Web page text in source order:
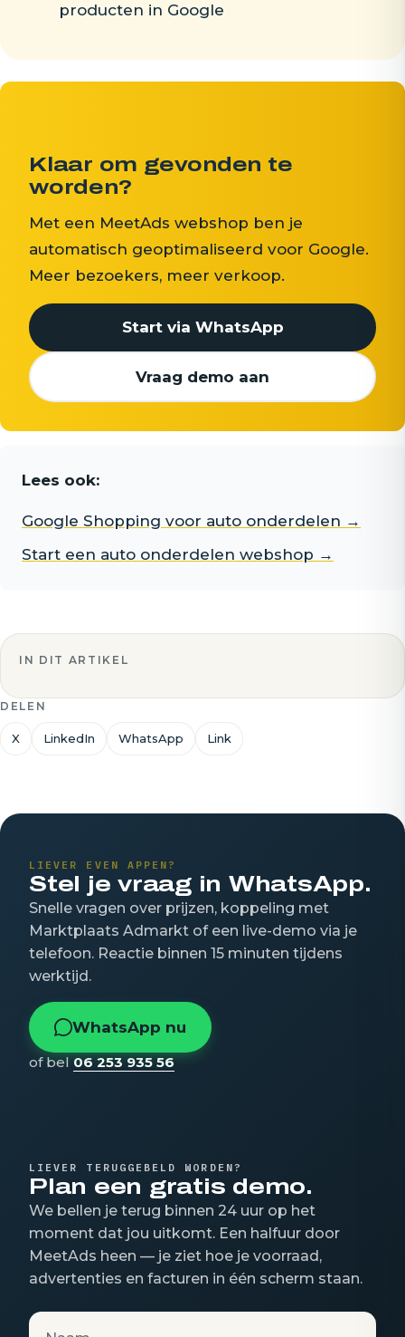
IN DIT ARTIKEL
DELEN
X LinkedIn WhatsApp Link
producten in Google
Klaar om gevonden te
worden?
Met een MeetAds webshop ben je
automatisch geoptimaliseerd voor Google.
Meer bezoekers, meer verkoop.
Start via WhatsApp
Vraag demo aan
Lees ook:
Google Shopping voor auto onderdelen →
Start een auto onderdelen webshop →
LIEVER EVEN APPEN?
Stel je vraag in WhatsApp.
Snelle vragen over prijzen, koppeling met
Marktplaats Admarkt of een live-demo via je
telefoon. Reactie binnen 15 minuten tijdens
werktijd.
WhatsApp nu
of bel06 253 935 56
LIEVER TERUGGEBELD WORDEN?
Plan een gratis demo.
We bellen je terug binnen 24 uur op het
moment dat jou uitkomt. Een halfuur door
MeetAds heen — je ziet hoe je voorraad,
advertenties en facturen in één scherm staan.
Naam